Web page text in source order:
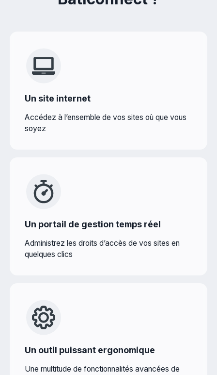
Un site internet
Accédez à l’ensemble de vos sites où que vous
soyez
Un portail de gestion temps réel
Administrez les droits d’accès de vos sites en
quelques clics
Un outil puissant ergonomique
Une multitude de fonctionnalités avancées de